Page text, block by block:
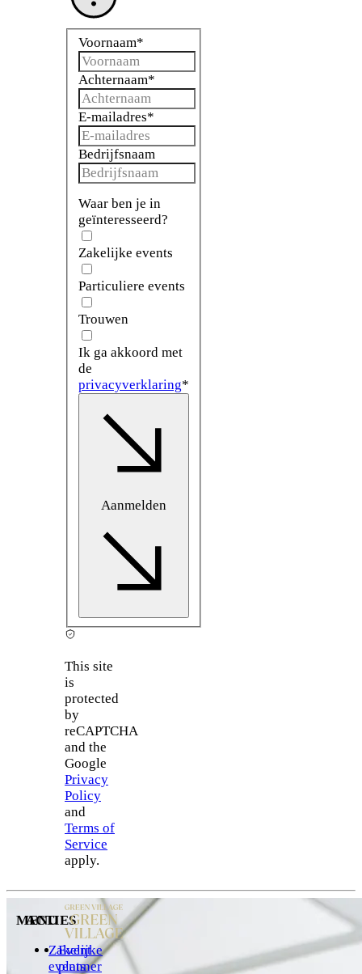
Voornaam*
Achternaam*
E-mailadres*
Bedrijfsnaam
Waar ben je in
geïnteresseerd?
Zakelijke events
Particuliere events
Trouwen
Ik ga akkoord met
de
privacyverklaring*
Aanmelden
This site
is
protected
by
reCAPTCHA
and the
Google
Privacy
Policy
and
Terms of
Service
apply.
MENU
Zakelijke
events
ACTIES
Event
planner